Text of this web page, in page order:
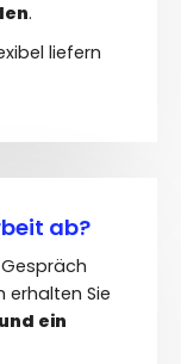
.
liefern
ab?
Sie
ein